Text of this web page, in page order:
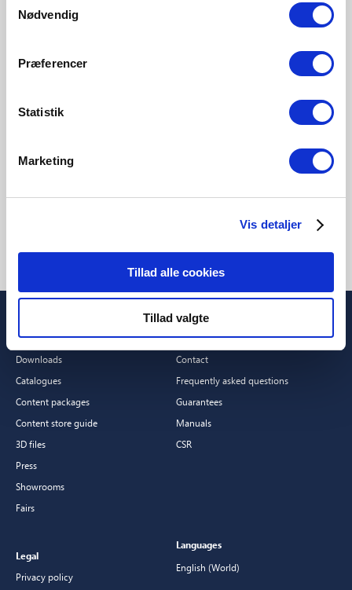
Nødvendig
Præferencer
Statistik
Marketing
Vis detaljer
Tillad alle cookies
Tillad valgte
Dimmable?
2700
470.0
Material
Professionals
Downloads
Catalogues
Content packages
Content store guide
3D files
Press
Showrooms
Fairs
Customer Service
Contact
Frequently asked questions
Guarantees
Manuals
CSR
Legal
Privacy policy
Languages
English (World)